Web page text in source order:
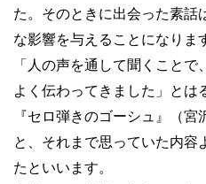
た。そのときに出会った素話
な影響を与えることになりま
「人の声を通して聞くこと
よく伝わってきました」とは
『セロ弾きのゴーシュ』（宮
と、それまで思っていた内容
たといいます。